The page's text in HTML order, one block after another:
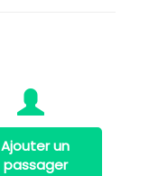
Ajouter un
passager